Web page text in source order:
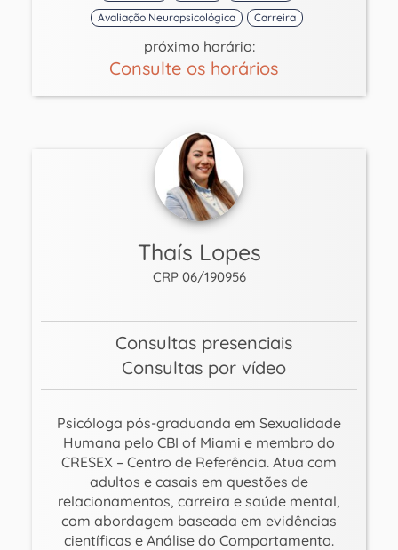
Avaliação Neuropsicológica
Carreira
próximo horário:
Consulte os horários
Thaís Lopes
CRP 06/190956
Consultas presenciais
Consultas por vídeo
Psicóloga pós-graduanda em Sexualidade
Humana pelo CBI of Miami e membro do
CRESEX – Centro de Referência. Atua com
adultos e casais em questões de
relacionamentos, carreira e saúde mental,
com abordagem baseada em evidências
científicas e Análise do Comportamento.